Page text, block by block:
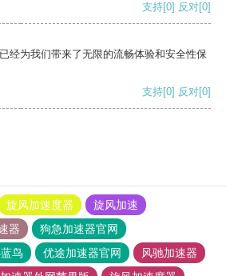
支持[0] 反对[0]
经为我们带来了无限的流畅体验和安全性保
支持[0] 反对[0]
旋风加速度器
旋风加速
器
狗急加速器官网
鸟 优途加速器官网
风驰加速器